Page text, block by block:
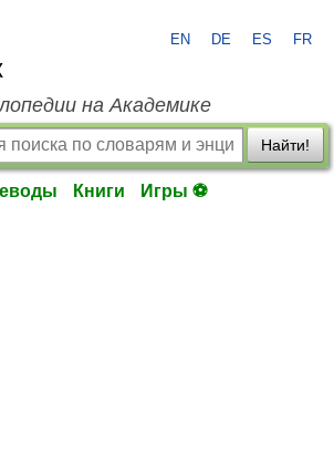
EN DE ES FR
на Академике
Найти!
Книги Игры ⚽